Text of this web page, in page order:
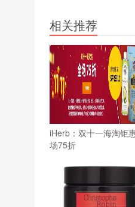
相关推荐
iHerb：双十一海淘钜
场75折